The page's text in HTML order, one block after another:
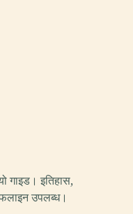
गाइड। इतिहास,
उपलब्ध।